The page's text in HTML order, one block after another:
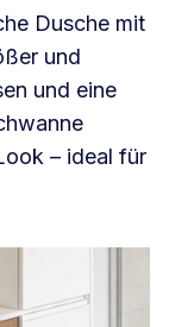
Dusche mit
und
und eine
– ideal für